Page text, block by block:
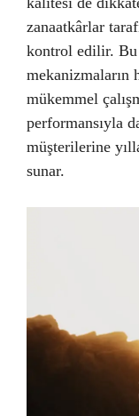
zanaatkârlar
kontrol edilir. Bu
mekanizmaların
mükemmel
performansıyla
müşterilerine
sunar.